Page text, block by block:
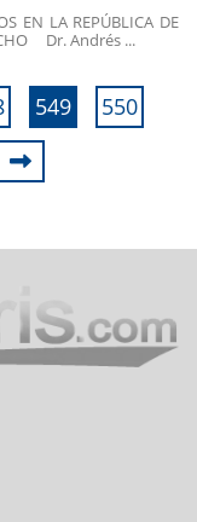
EN LA REPÚBLICA DE
Dr. Andrés ...
549
550